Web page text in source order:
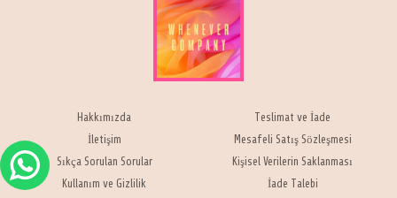
Hakkımızda
İletişim
Sıkça Sorulan Sorular
Kullanım ve Gizlilik
Teslimat ve İade
Mesafeli Satış Sözleşmesi
Kişisel Verilerin Saklanması
İade Talebi